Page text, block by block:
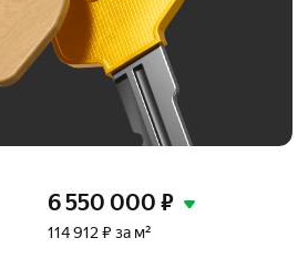
6 550 000 ₽
114 912 ₽ за м²